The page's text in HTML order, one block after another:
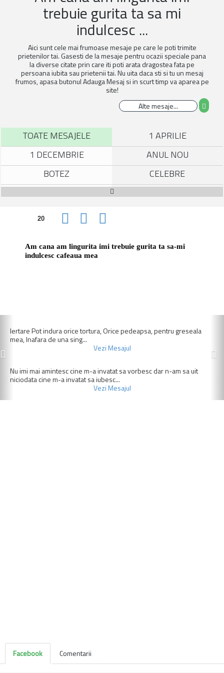
trebuie gurita ta sa mi
indulcesc ...
Aici sunt cele mai frumoase mesaje pe care le poti trimite
prietenilor tai. Gasesti de la mesaje pentru ocazii speciale pana
la diverse citate prin care iti poti arata dragostea fata pe
persoana iubita sau prietenii tai. Nu uita daca sti si tu un mesaj
frumos, apasa butonul Adauga Mesaj si in scurt timp va aparea pe
site!
TOATE MESAJELE
1 APRILIE
1 DECEMBRIE
ANUL NOU
BOTEZ
CELEBRE
DRAGOSTE
INTREBARI
LA MULTI ANI
ZIUA BARBATULUI
ZIUA FEMEII
ZIUA INDRAGOSTITILOR
20
Am cana am lingurita imi trebuie gurita ta sa-mi
indulcesc cafeaua mea
Iertare Pot indura orice tortura, Orice pedeapsa, pentru greseala
mea, Inafara de una sing...
Vezi Mesajul
Nu imi mai amintesc cine m-a invatat sa vorbesc dar n-am sa uit
niciodata cine m-a invatat sa iubesc...
Vezi Mesajul
Previous
Facebook Comentarii